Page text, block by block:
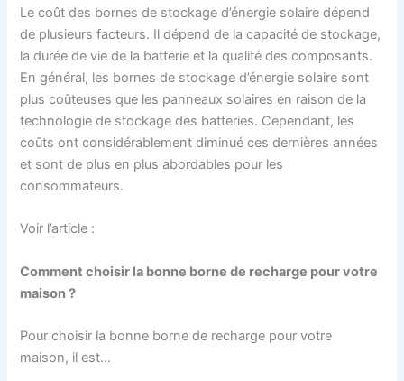
Le coût des bornes de stockage d’énergie solaire dépend
de plusieurs facteurs. Il dépend de la capacité de stockage,
la durée de vie de la batterie et la qualité des composants.
En général, les bornes de stockage d’énergie solaire sont
plus coûteuses que les panneaux solaires en raison de la
technologie de stockage des batteries. Cependant, les
coûts ont considérablement diminué ces dernières années
et sont de plus en plus abordables pour les
consommateurs.
Voir l’article :
Comment choisir la bonne borne de recharge pour votre
maison ?
Pour choisir la bonne borne de recharge pour votre
maison, il est…